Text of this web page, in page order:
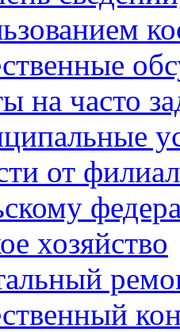
на часто
от
хозяйство